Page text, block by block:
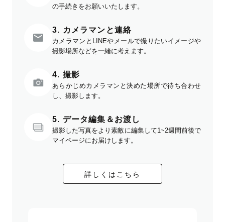
の手続きをお願いいたします。
3. カメラマンと連絡
カメラマンとLINEやメールで撮りたいイメージや
撮影場所などを一緒に考えます。
4. 撮影
あらかじめカメラマンと決めた場所で待ち合わせ
し、撮影します。
5. データ編集＆お渡し
撮影した写真をより素敵に編集して1~2週間前後で
マイページにお届けします。
詳しくはこちら